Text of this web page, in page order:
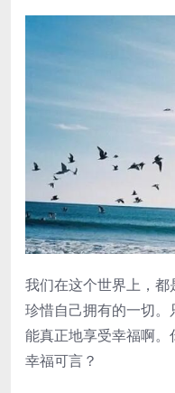
我们在这个世界上，
珍惜自己拥有的一切
能真正地享受幸福啊
幸福可言？